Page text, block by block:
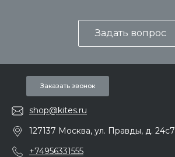
Задать вопрос
Заказать звонок
shop@kites.ru
127137 Москва, ул. Правды, д. 24с7
+74956331555